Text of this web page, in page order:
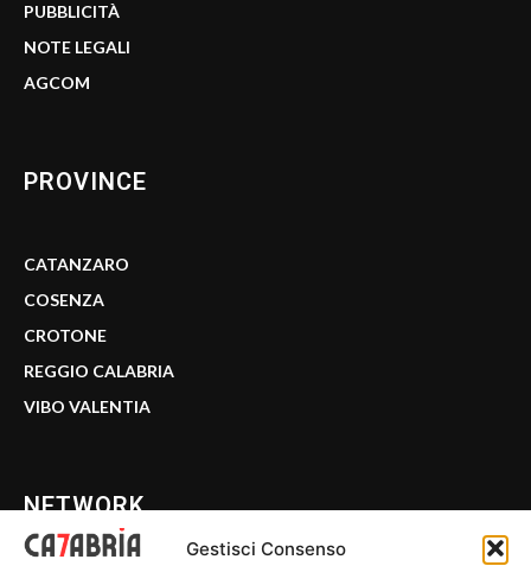
Gestisci Consenso
PUBBLICITÀ
NOTE LEGALI
AGCOM
PROVINCE
CATANZARO
COSENZA
CROTONE
REGGIO CALABRIA
VIBO VALENTIA
NETWORK